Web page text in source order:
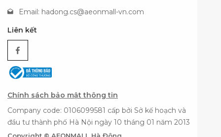
Email: hadong.cs@aeonmall-vn.com
Liên kết
Chính sách bảo mật thông tin
Company code: 0106099581 cấp bởi Sở kế hoạch và
đầu tư thành phố Hà Nội ngày 10 tháng 01 năm 2013